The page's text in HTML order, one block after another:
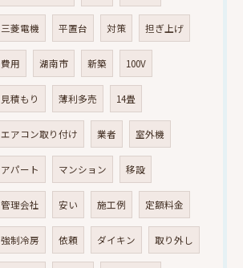
三菱電機 平置台 対策 担ぎ上げ
費用 湖南市 新築 100V
見積もり 薄利多売 14畳
エアコン取り付け 業者 室外機
アパート マンション 移設
管理会社 安い 施工例 定額料金
強制冷房 依頼 ダイキン 取り外し